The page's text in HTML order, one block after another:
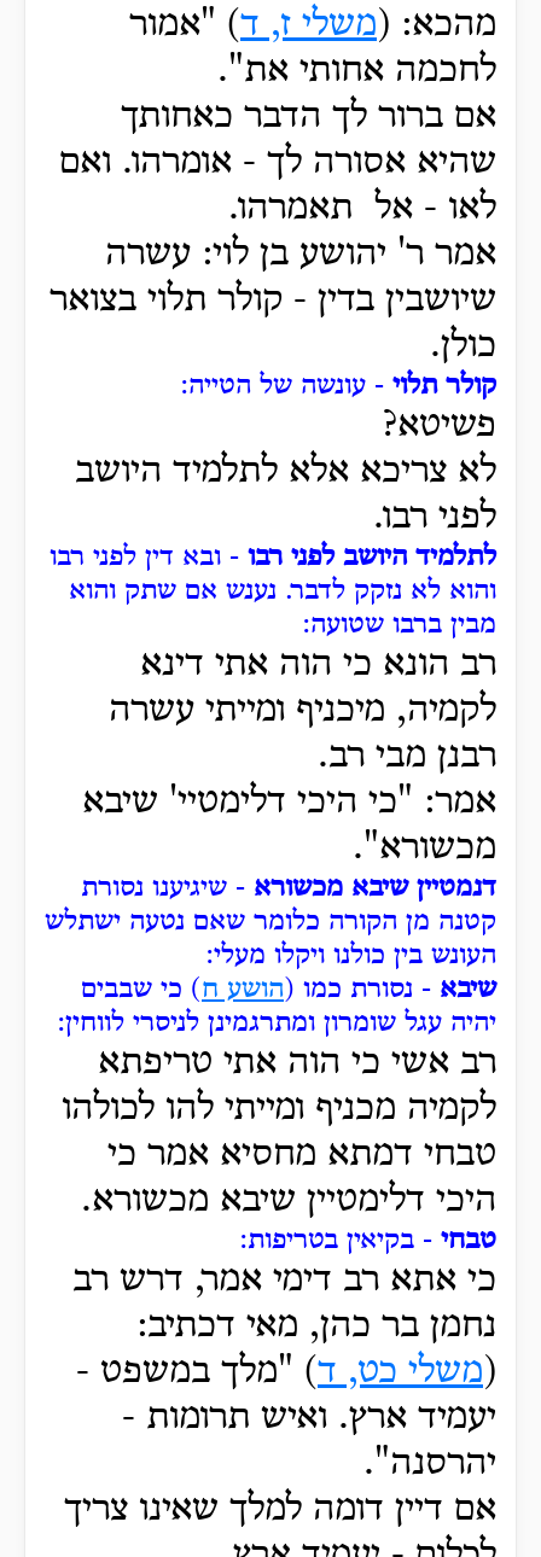
מהכא: (משלי ז, ד) "אמור
לחכמה אחותי את".
אם ברור לך הדבר כאחותך
שהיא אסורה לך - אומרהו. ואם
לאו - אל תאמרהו.
אמר ר' יהושע בן לוי: עשרה
שיושבין בדין - קולר תלוי בצואר
כולן.
קולר תלוי - עונשה של הטייה:
פשיטא?
לא צריכא אלא לתלמיד היושב
לפני רבו.
לתלמיד היושב לפני רבו - ובא דין לפני רבו
והוא לא נזקק לדבר. נענש אם שתק והוא
מבין ברבו שטועה:
רב הונא כי הוה אתי דינא
לקמיה, מיכניף ומייתי עשרה
רבנן מבי רב.
אמר: "כי היכי דלימטיי' שיבא
מכשורא".
דנמטיין שיבא מכשורא - שיגיענו נסורת
קטנה מן הקורה כלומר שאם נטעה ישתלש
העונש בין כולנו ויקלו מעלי:
שיבא - נסורת כמו (הושע ח) כי שבבים
יהיה עגל שומרון ומתרגמינן לניסרי לווחין:
רב אשי כי הוה אתי טריפתא
לקמיה מכניף ומייתי להו לכולהו
טבחי דמתא מחסיא אמר כי
היכי דלימטיין שיבא מכשורא.
טבחי - בקיאין בטריפות:
כי אתא רב דימי אמר, דרש רב
נחמן בר כהן, מאי דכתיב:
(משלי כט, ד) "מלך במשפט -
יעמיד ארץ. ואיש תרומות -
יהרסנה".
אם דיין דומה למלך שאינו צריך